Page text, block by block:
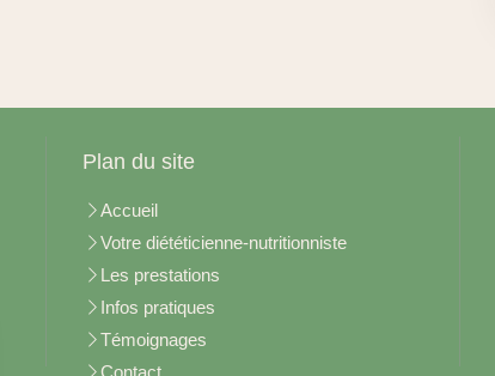
Plan du site
Accueil
Votre diététicienne-nutritionniste
Les prestations
Infos pratiques
Témoignages
Contact